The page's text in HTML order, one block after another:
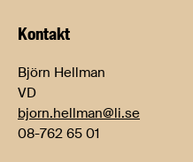
Kontakt
Björn Hellman
VD
bjorn.hellman@li.se
08-762 65 01